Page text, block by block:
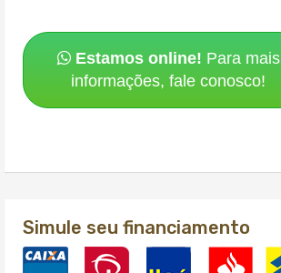
Estamos online! Para mais
informações, fale conosco!
Simule seu financiamento